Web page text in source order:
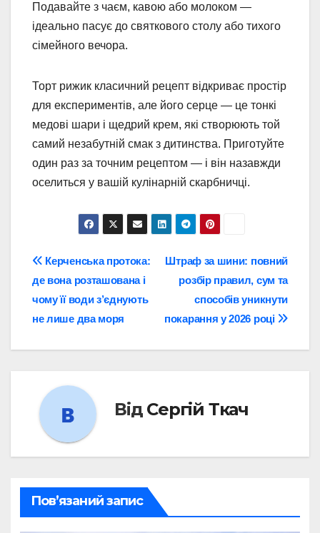
Подавайте з чаєм, кавою або молоком —
ідеально пасує до святкового столу або тихого
сімейного вечора.
Торт рижик класичний рецепт відкриває простір
для експериментів, але його серце — це тонкі
медові шари і щедрий крем, які створюють той
самий незабутній смак з дитинства. Приготуйте
один раз за точним рецептом — і він назавжди
оселиться у вашій кулінарній скарбничці.
Навігація
записів
Штраф за шини: повний
розбір правил, сум та
способів уникнути
покарання у 2026 році
Керченська протока:
де вона розташована і
чому її води з’єднують
не лише два моря
Від Сергій Ткач
Пов’язаний запис